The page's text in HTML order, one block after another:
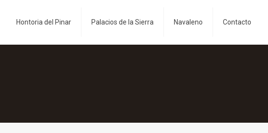
Hontoria del Pinar Palacios de la Sierra Navaleno Contacto